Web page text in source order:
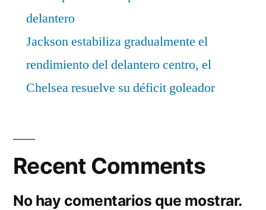
delantero
Jackson estabiliza gradualmente el
rendimiento del delantero centro, el
Chelsea resuelve su déficit goleador
Recent Comments
No hay comentarios que mostrar.